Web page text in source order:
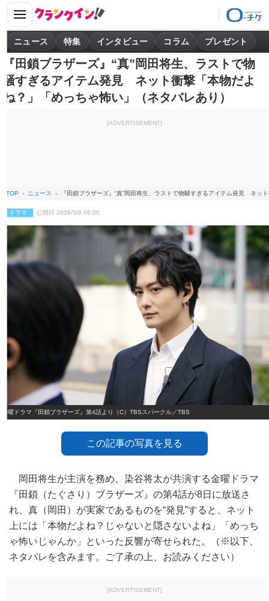
ニュース 特集 インタビュー コラム プレゼント
『田鎖ブラザーズ』“真”岡田将生、ラストで物
騒すぎるアイテム発見 ネット衝撃「本物だよ
ね？」「めっちゃ怖い」（ネタバレあり）
[ADVERTISEMENT]
TOP ニュース 『田鎖ブラザーズ』“真”岡田将生、ラストで物騒すぎるアイテム発見 ネッ
ドラマ 公開日 2026/5/9 06:00
金曜ドラマ『田鎖ブラザーズ』第4話より（C）TBSスパークル／TBS
この記事の写真を見る
岡田将生が主演を務め、染谷将太が共演する金曜ドラマ
『田鎖（たぐさり）ブラザーズ』の第4話が8日に放送さ
れ、真（岡田）が実家であるものを“発見”すると、ネット
上には「本物だよね？じゃないと隠さないよね」「めっち
ゃ怖いじゃんか」といった反響が寄せられた。（※以下、
ネタバレを含みます。ご了承の上、お読みください）
[ADVERTISEMENT]